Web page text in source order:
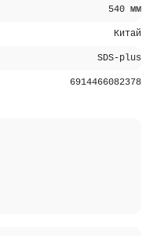
540 мм
Китай
SDS-plus
6914466082378